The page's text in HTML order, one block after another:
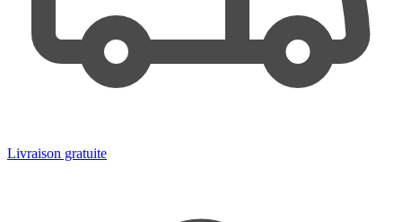
Livraison gratuite